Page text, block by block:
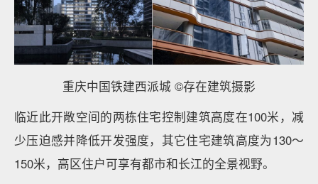
重庆中国铁建西派城 ©存在建筑摄影
临近此开敞空间的两栋住宅控制建筑高度在100米，减
少压迫感并降低开发强度，其它住宅建筑高度为130～
150米，高区住户可享有都市和长江的全景视野。